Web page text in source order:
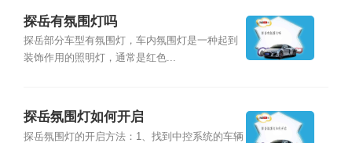
探岳有氛围灯吗
探岳部分车型有氛围灯，车内氛围灯是一种起到
装饰作用的照明灯，通常是红色...
探岳氛围灯如何开启
探岳氛围灯的开启方法：1、找到中控系统的车辆